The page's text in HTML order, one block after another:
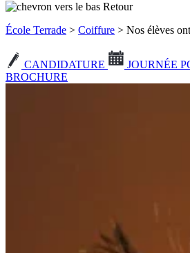
Retour
École Terrade > Coiffure > Nos élèves
CANDIDATURE
JOURNÉE
BROCHURE